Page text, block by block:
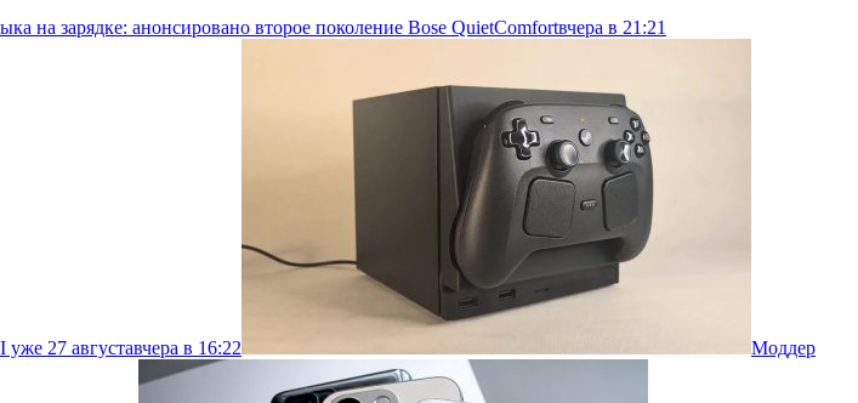
на зарядке: анонсировано второе поколение Bose QuietComfortвчера в 21:21
27 августавчера в 16:22 Моддер